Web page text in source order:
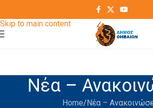
Skip to main content
Νέα –
Home Νέα –